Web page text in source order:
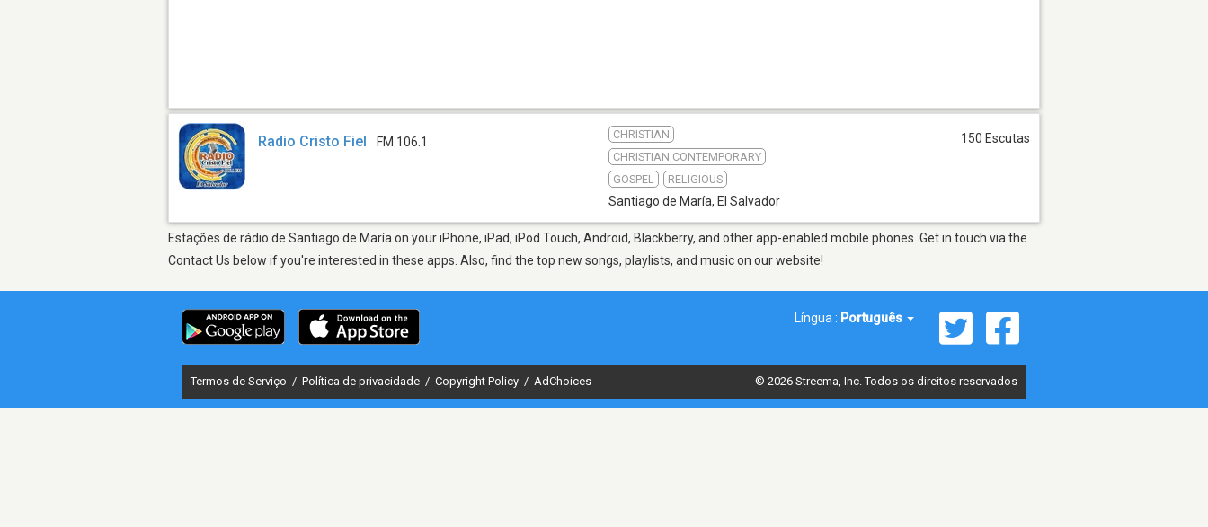
Radio Cristo Fiel FM 106.1
CHRISTIAN
CHRISTIAN CONTEMPORARY
GOSPEL
RELIGIOUS
Santiago de María, El Salvador
150 Escutas
Estações de rádio de Santiago de María on your iPhone, iPad, iPod Touch, Android, Blackberry, and other app-enabled mobile phones. Get in touch via the
Contact Us below if you're interested in these apps. Also, find the top new songs, playlists, and music on our website!
Língua : Português
Termos de Serviço / Política de privacidade / Copyright Policy / AdChoices © 2026 Streema, Inc. Todos os direitos reservados